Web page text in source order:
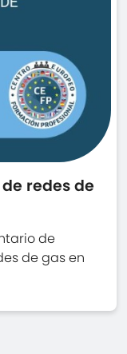
redes de
de
de gas en